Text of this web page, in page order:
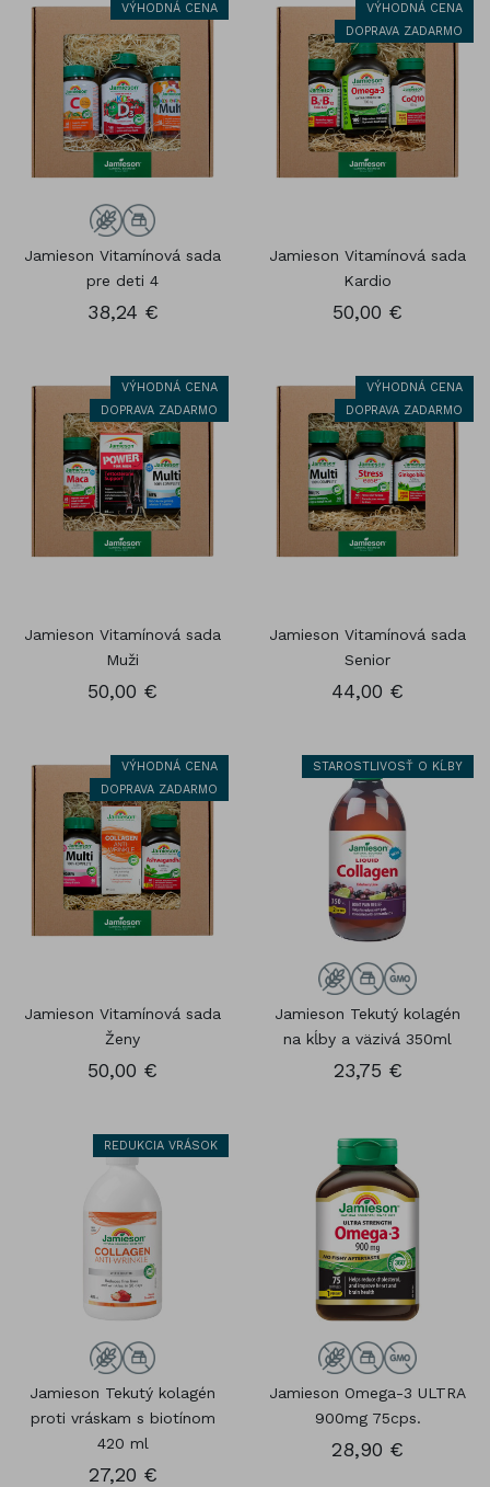
VÝHODNÁ CENA
Jamieson Vitamínová sada
pre deti 4
38,24 €
VÝHODNÁ CENA
DOPRAVA ZADARMO
Jamieson Vitamínová sada
Kardio
50,00 €
VÝHODNÁ CENA
DOPRAVA ZADARMO
Jamieson Vitamínová sada
Muži
50,00 €
VÝHODNÁ CENA
DOPRAVA ZADARMO
Jamieson Vitamínová sada
Senior
44,00 €
VÝHODNÁ CENA
DOPRAVA ZADARMO
Jamieson Vitamínová sada
Ženy
50,00 €
STAROSTLIVOSŤ O KĹBY
Jamieson Tekutý kolagén
na kĺby a väzivá 350ml
23,75 €
REDUKCIA VRÁSOK
Jamieson Tekutý kolagén
proti vráskam s biotínom
420 ml
27,20 €
Jamieson Omega-3 ULTRA
900mg 75cps.
28,90 €